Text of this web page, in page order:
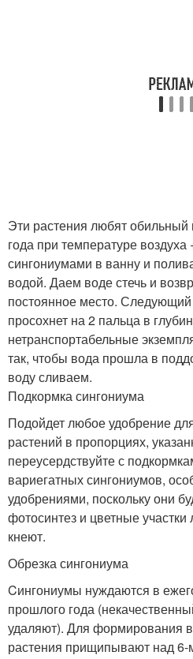
Эти растения любят обильный
года при температуре
сингониумами в ванну и
водой. Даем воде стечь и
постоянное место. Следующий
просохнет на 2 пальца в
нетранспортабельные
так, чтобы вода прошла в
воду сливаем.
Подкормка сингониума
Подойдет любое удобрение
растений в пропорциях,
переусердствуйте с
вариегатных сингониумов,
удобрениями, поскольку они
фотосинтез и цветные
кнеют.
Обрезка сингониума
Cингониумы нуждаются в
прошлого года
удаляют). Для формирования
растения прищипывают над 6-